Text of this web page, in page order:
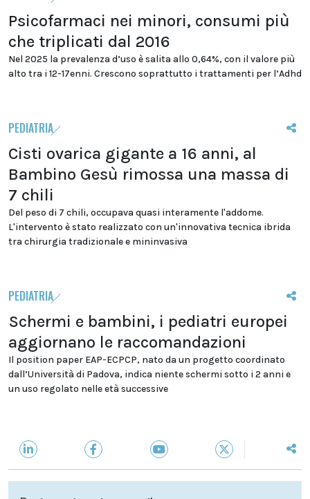
Psicofarmaci nei minori, consumi più
che triplicati dal 2016
Nel 2025 la prevalenza d’uso è salita allo 0,64%, con il valore più
alto tra i 12-17enni. Crescono soprattutto i trattamenti per l’Adhd
PEDIATRIA
Cisti ovarica gigante a 16 anni, al
Bambino Gesù rimossa una massa di
7 chili
Del peso di 7 chili, occupava quasi interamente l'addome.
L'intervento è stato realizzato con un'innovativa tecnica ibrida
tra chirurgia tradizionale e mininvasiva
PEDIATRIA
Schermi e bambini, i pediatri europei
aggiornano le raccomandazioni
Il position paper EAP-ECPCP, nato da un progetto coordinato
dall’Università di Padova, indica niente schermi sotto i 2 anni e
un uso regolato nelle età successive